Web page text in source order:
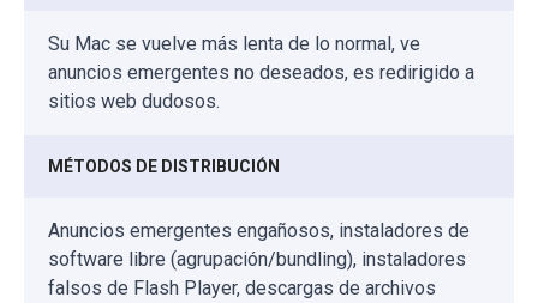
Su Mac se vuelve más lenta de lo normal, ve
anuncios emergentes no deseados, es redirigido a
sitios web dudosos.
MÉTODOS DE DISTRIBUCIÓN
Anuncios emergentes engañosos, instaladores de
software libre (agrupación/bundling), instaladores
falsos de Flash Player, descargas de archivos